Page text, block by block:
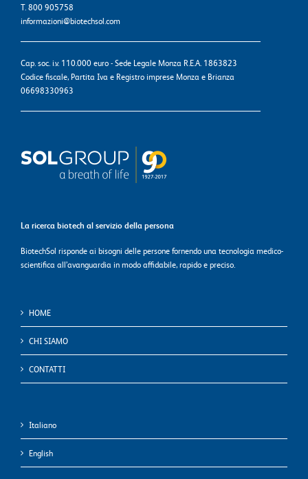
T. 800 905758
informazioni@biotechsol.com
Cap. soc. i.v. 110.000 euro - Sede Legale Monza R.E.A. 1863823
Codice fiscale, Partita Iva e Registro imprese Monza e Brianza
06698330963
La ricerca biotech al servizio della persona
BiotechSol risponde ai bisogni delle persone fornendo una tecnologia medico-
scientifica all’avanguardia in modo affidabile, rapido e preciso.
HOME
CHI SIAMO
CONTATTI
Italiano
English